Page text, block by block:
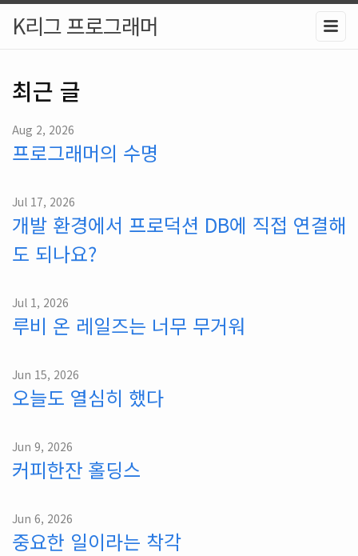
K리그 프로그래머
최근 글
Aug 2, 2026
프로그래머의 수명
Jul 17, 2026
개발 환경에서 프로덕션 DB에 직접 연결해
도 되나요?
Jul 1, 2026
루비 온 레일즈는 너무 무거워
Jun 15, 2026
오늘도 열심히 했다
Jun 9, 2026
커피한잔 홀딩스
Jun 6, 2026
중요한 일이라는 착각